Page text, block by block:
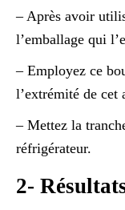
– Après avoir
l’emballage qui
– Employez ce
l’extrémité de cet
– Mettez la
réfrigérateur.
2-